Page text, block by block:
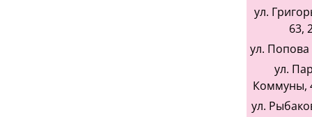
ул.
63,
ул. Попова
ул.
Коммуны,
ул.